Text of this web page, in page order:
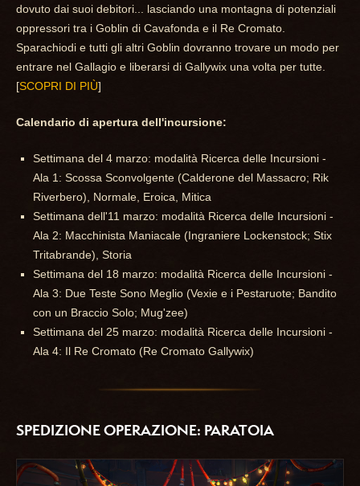
dovuto dai suoi debitori... lasciando una montagna di potenziali
oppressori tra i Goblin di Cavafonda e il Re Cromato.
Sparachiodi e tutti gli altri Goblin dovranno trovare un modo per
entrare nel Gallagio e liberarsi di Gallywix una volta per tutte.
[SCOPRI DI PIÙ]
Calendario di apertura dell'incursione:
Settimana del 4 marzo: modalità Ricerca delle Incursioni -
Ala 1: Scossa Sconvolgente (Calderone del Massacro; Rik
Riverbero), Normale, Eroica, Mitica
Settimana dell'11 marzo: modalità Ricerca delle Incursioni -
Ala 2: Macchinista Maniacale (Ingraniere Lockenstock; Stix
Tritabrande), Storia
Settimana del 18 marzo: modalità Ricerca delle Incursioni -
Ala 3: Due Teste Sono Meglio (Vexie e i Pestaruote; Bandito
con un Braccio Solo; Mug'zee)
Settimana del 25 marzo: modalità Ricerca delle Incursioni -
Ala 4: Il Re Cromato (Re Cromato Gallywix)
SPEDIZIONE OPERAZIONE: PARATOIA